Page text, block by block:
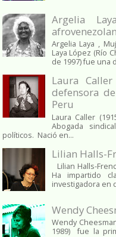
Argelia
Argelia Laya ,
Laya López (Río
de 1997) fue una
Laura
defensora
Peru
Laura Caller
Abogada
políticos. Nació en...
Lilian Halls-
Lilian Halls-
Ha impartido
investigadora en
Wendy
Wendy
1989) fue la